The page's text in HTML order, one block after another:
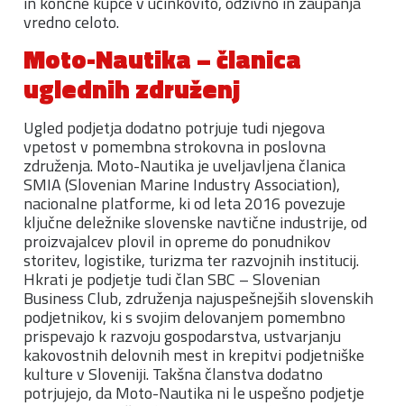
vredno celoto.
Moto-Nautika – članica
uglednih združenj
Ugled podjetja dodatno potrjuje tudi njegova
vpetost v pomembna strokovna in poslovna
združenja. Moto-Nautika je uveljavljena članica
SMIA (Slovenian Marine Industry Association),
nacionalne platforme, ki od leta 2016 povezuje
ključne deležnike slovenske navtične industrije, od
proizvajalcev plovil in opreme do ponudnikov
storitev, logistike, turizma ter razvojnih institucij.
Hkrati je podjetje tudi član SBC – Slovenian
Business Club, združenja najuspešnejših slovenskih
podjetnikov, ki s svojim delovanjem pomembno
prispevajo k razvoju gospodarstva, ustvarjanju
kakovostnih delovnih mest in krepitvi podjetniške
kulture v Sloveniji. Takšna članstva dodatno
potrjujejo, da Moto-Nautika ni le uspešno podjetje